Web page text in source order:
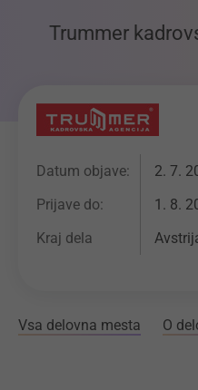
Trummer
Datum objave:
2. 7.
Prijave do:
1. 8.
Kraj dela
Vsa delovna mesta O